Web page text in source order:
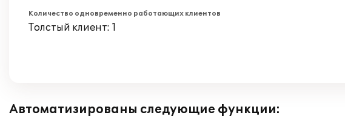
Количество одновременно работающих клиентов
Толстый клиент: 1
Автоматизированы следующие функции: